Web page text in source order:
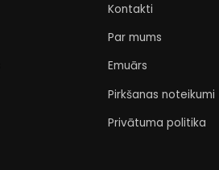
Kontakti
Par mums
Emuārs
Pirkšanas noteikumi
Privātuma politika